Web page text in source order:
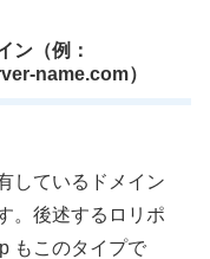
ン（例：
name.com）
しているドメイン
。後述するロリポ
もこのタイプで